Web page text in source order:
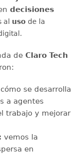
decisiones
al uso de la
de Claro Tech
cómo se desarrolla
a agentes
trabajo y mejorar
vemos la
en